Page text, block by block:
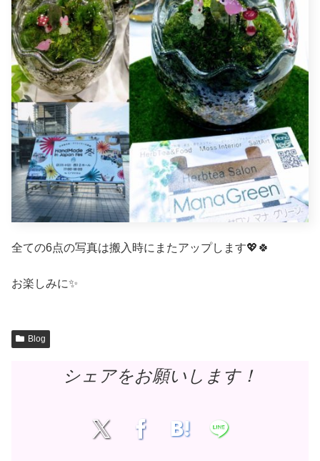
全ての6点の写真は搬入時にまたアップします💖🍀
お楽しみに✨
Blog
シェアをお願いします！